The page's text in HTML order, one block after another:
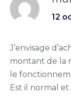
12
J’envisage
montant de la
le
Est il normal et